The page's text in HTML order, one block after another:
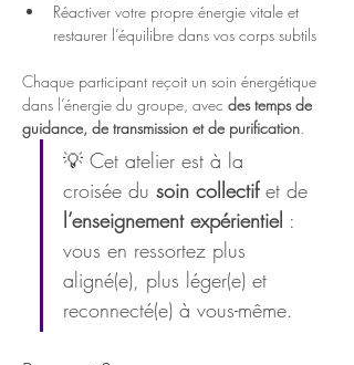
Réactiver votre propre énergie vitale et
restaurer l’équilibre dans vos corps subtils
Chaque participant reçoit un soin énergétique
dans l’énergie du groupe, avec des temps de
guidance, de transmission et de purification.
💡 Cet atelier est à la
croisée du soin collectif et de
l’enseignement expérientiel :
vous en ressortez plus
aligné(e), plus léger(e) et
reconnecté(e) à vous-même.